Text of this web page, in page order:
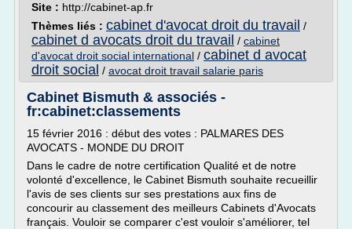
Site : http://cabinet-ap.fr
Thèmes liés : cabinet d'avocat droit du travail /
cabinet d avocats droit du travail / cabinet
d'avocat droit social international / cabinet d avocat
droit social / avocat droit travail salarie paris
Cabinet Bismuth & associés -
fr:cabinet:classements
15 février 2016 : début des votes : PALMARES DES
AVOCATS - MONDE DU DROIT
Dans le cadre de notre certification Qualité et de notre
volonté d'excellence, le Cabinet Bismuth souhaite recueillir
l'avis de ses clients sur ses prestations aux fins de
concourir au classement des meilleurs Cabinets d'Avocats
français. Vouloir se comparer c'est vouloir s'améliorer, tel